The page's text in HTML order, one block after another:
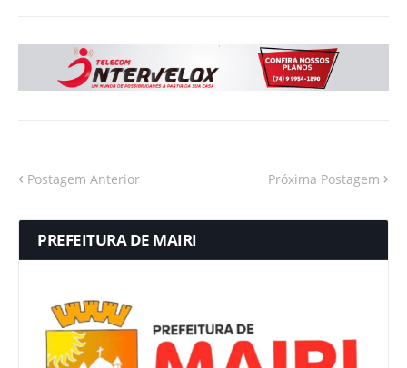
Postagem Anterior Próxima Postagem
PREFEITURA DE MAIRI